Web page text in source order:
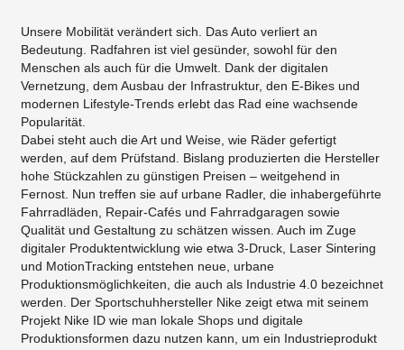
Unsere Mobilität verändert sich. Das Auto verliert an
Bedeutung. Radfahren ist viel gesünder, sowohl für den
Menschen als auch für die Umwelt. Dank der digitalen
Vernetzung, dem Ausbau der Infrastruktur, den E-Bikes und
modernen Lifestyle-Trends erlebt das Rad eine wachsende
Popularität.
Dabei steht auch die Art und Weise, wie Räder gefertigt
werden, auf dem Prüfstand. Bislang produzierten die Hersteller
hohe Stückzahlen zu günstigen Preisen – weitgehend in
Fernost. Nun treffen sie auf urbane Radler, die inhabergeführte
Fahrradläden, Repair-Cafés und Fahrradgaragen sowie
Qualität und Gestaltung zu schätzen wissen. Auch im Zuge
digitaler Produktentwicklung wie etwa 3-Druck, Laser Sintering
und MotionTracking entstehen neue, urbane
Produktionsmöglichkeiten, die auch als Industrie 4.0 bezeichnet
werden. Der Sportschuhhersteller Nike zeigt etwa mit seinem
Projekt Nike ID wie man lokale Shops und digitale
Produktionsformen dazu nutzen kann, um ein Industrieprodukt